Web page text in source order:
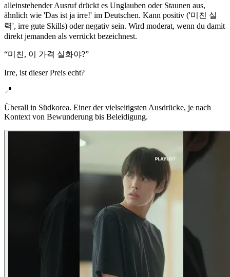
alleinstehender Ausruf drückt es Unglauben oder Staunen aus,
ähnlich wie 'Das ist ja irre!' im Deutschen. Kann positiv ('미친 실
력', irre gute Skills) oder negativ sein. Wird moderat, wenn du damit
direkt jemanden als verrückt bezeichnest.
“미친, 이 가격 실화야?”
Irre, ist dieser Preis echt?
📍
Überall in Südkorea. Einer der vielseitigsten Ausdrücke, je nach
Kontext von Bewunderung bis Beleidigung.